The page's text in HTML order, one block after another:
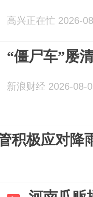
高兴正在忙 2026-
“僵尸车”屡
新浪财经 2026-08-
积极应对降